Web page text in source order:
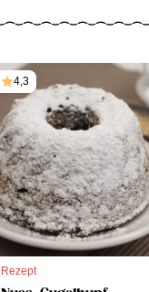
4,3
Rezept